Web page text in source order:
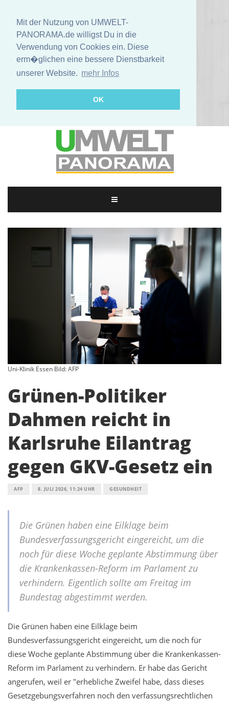
Mit der Nutzung von UMWELT-
PANORAMA.de willigst Du in die
Verwendung von Cookies ein. Diese
erm�glichen eine bessere Dienstbarkeit
unserer Website. mehr Infos
OK
Uni-Klinik Essen Bild: AFP
Grünen-Politiker
Dahmen reicht in
Karlsruhe Eilantrag
gegen GKV-Gesetz ein
AFP 8. JULI 2026, 11:24 UHR GESUNDHEIT
Die Grünen haben eine Eilklage beim
Bundesverfassungsgericht eingereicht, um die
noch für diese Woche geplante Abstimmung über
die Krankenkassen-Reform im Parlament zu
verhindern. Eigentlich sollte am Freitag im
Bundestag abgestimmt werden.
Die Grünen haben eine Eilklage beim
Bundesverfassungsgericht eingereicht, um die noch für
diese Woche geplante Abstimmung über die Krankenkassen-
Reform im Parlament zu verhindern. Er habe das Gericht
angerufen, weil er "erhebliche Zweifel habe, dass dieses
Gesetzgebungsverfahren noch den verfassungsrechtlichen